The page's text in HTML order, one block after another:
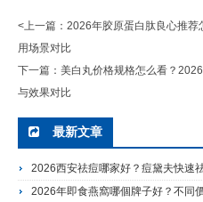
<上一篇： 2026年胶原蛋白肽良心推荐
用场景对比
下一篇： 美白丸价格规格怎么看？
与效果对比
最新文章
2026西安祛痘哪家好？痘黛夫快速
2026年即食燕窩哪個牌子好？不同